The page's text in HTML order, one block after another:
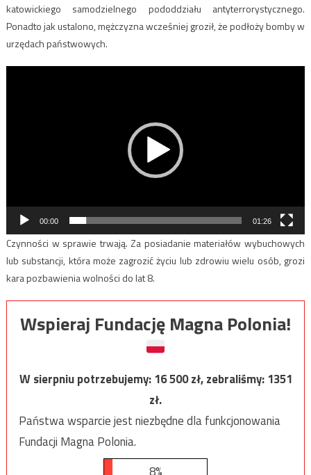
katowickiego samodzielnego pododdziału antyterrorystycznego.
Ponadto jak ustalono, mężczyzna wcześniej groził, że podłoży bomby w
urzędach państwowych.
00:00 01:26
Czynności w sprawie trwają. Za posiadanie materiałów wybuchowych
lub substancji, która może zagrozić życiu lub zdrowiu wielu osób, grozi
kara pozbawienia wolności do lat 8.
Wspieraj Fundację Magna Polonia!
W sierpniu potrzebujemy:16 500zł, zebraliśmy:1351
zł.
Państwa wsparcie jest niezbędne dla funkcjonowania
Fundacji Magna Polonia.
8%